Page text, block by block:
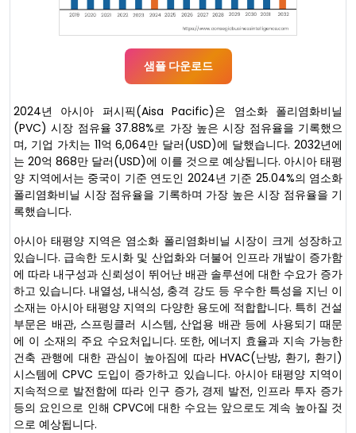
샘플 다운로드
2024년 아시아 퍼시픽(Aisa Pacific)은 염소화 폴리염화비닐
(PVC) 시장 점유율 37.88%로 가장 높은 시장 점유율을 기록했으
며, 기업 가치는 11억 6,064만 달러(USD)에 달했습니다. 2032년에
는 20억 868만 달러(USD)에 이를 것으로 예상됩니다. 아시아 태평
양 지역에서는 중국이 기준 연도인 2024년 기준 25.04%의 염소화
폴리염화비닐 시장 점유율을 기록하며 가장 높은 시장 점유율을 기
록했습니다.
아시아 태평양 지역은 염소화 폴리염화비닐 시장이 크게 성장하고
있습니다. 급속한 도시화 및 산업화와 더불어 인프라 개발이 증가함
에 따라 내구성과 신뢰성이 뛰어난 배관 솔루션에 대한 수요가 증가
하고 있습니다. 내열성, 내식성, 충격 강도 등 우수한 특성을 지닌 이
소재는 아시아 태평양 지역의 다양한 용도에 적합합니다. 특히 건설
부문은 배관, 스프링클러 시스템, 산업용 배관 등에 사용되기 때문
에 이 소재의 주요 수요처입니다. 또한, 에너지 효율과 지속 가능한
건축 관행에 대한 관심이 높아짐에 따라 HVAC(난방, 환기, 환기)
시스템에 CPVC 도입이 증가하고 있습니다. 아시아 태평양 지역이
지속적으로 발전함에 따라 인구 증가, 경제 발전, 인프라 투자 증가
등의 요인으로 인해 CPVC에 대한 수요는 앞으로도 계속 높아질 것
으로 예상됩니다.